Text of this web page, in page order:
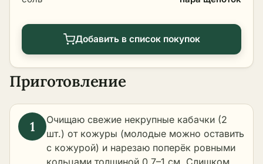
Добавить в список покупок
Приготовление
Очищаю свежие некрупные кабачки (2
шт.) от кожуры (молодые можно оставить
с кожурой) и нарезаю поперёк ровными